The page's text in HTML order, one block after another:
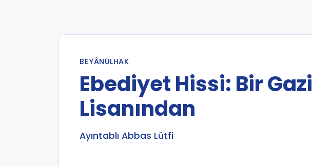
BEYÂNÜLHAK
Ebediyet Hissi: Bir Gazi
Lisanından
Ayıntablı Abbas Lütfi